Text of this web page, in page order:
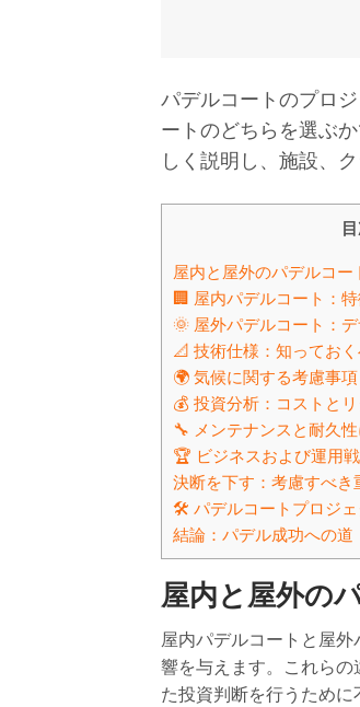
パデルコートのプロ
ートのどちらを選ぶ
しく説明し、施設、
屋内と屋外のパデルコ
🏢 屋内パデルコート：
🌞 屋外パデルコート：
📐 技術仕様：知ってお
🌍 気候に関する考慮事
💰 投資分析：コストと
🔧 メンテナンスと耐久
🏆 ビジネスおよび運用
決断を下す：考慮すべき
🛠️ パデルコートプロジ
結論：パデル成功への道
屋内と屋外の
屋内パデルコートと屋
響を与えます。これら
た投資判断を行うために